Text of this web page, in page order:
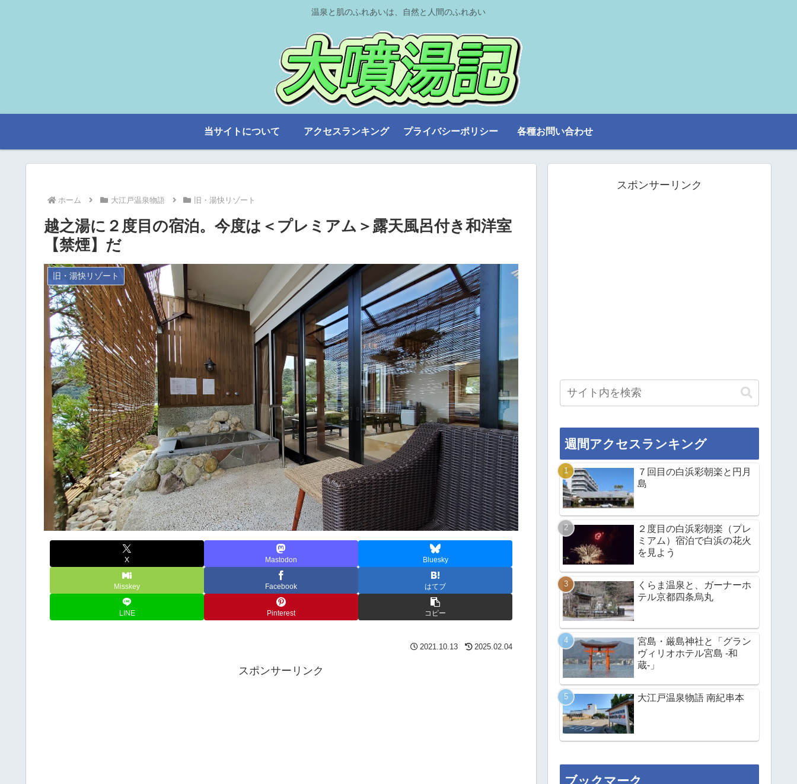
温泉と肌のふれあいは、自然と人間のふれあい
当サイトについて アクセスランキング プライバシーポリシー 各種お問い合わせ
ホーム 大江戸温泉物語 旧・湯快リゾート
越之湯に２度目の宿泊。今度は＜プレミアム＞露天風呂付き和洋室
【禁煙】だ
旧・湯快リゾート
X Mastodon Bluesky
Misskey Facebook はてブ
LINE Pinterest コピー
2021.10.13 2025.02.04
スポンサーリンク
スポンサーリンク
週間アクセスランキング
７回目の白浜彩朝楽と円月
島
２度目の白浜彩朝楽（プレ
ミアム）宿泊で白浜の花火
を見よう
くらま温泉と、ガーナーホ
テル京都四条烏丸
宮島・厳島神社と「グラン
ヴィリオホテル宮島 -和
蔵-」
大江戸温泉物語 南紀串本
ブックマーク